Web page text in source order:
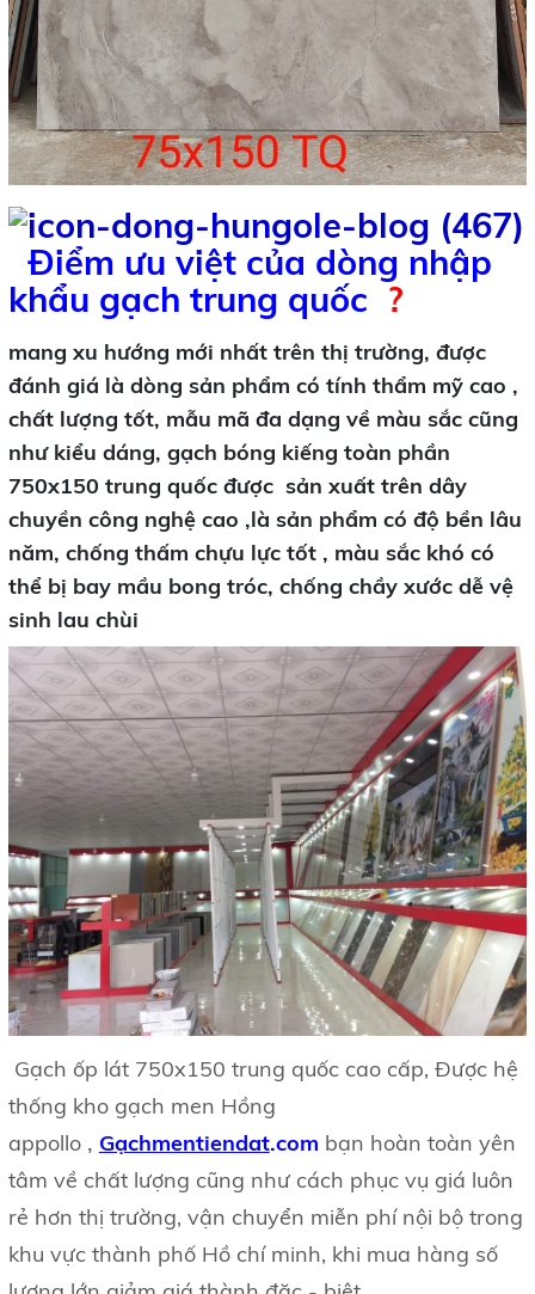
Điểm ưu việt của dòng nhập
khẩu gạch trung quốc ?
mang xu hướng mới nhất trên thị trường, được
đánh giá là dòng sản phẩm có tính thẩm mỹ cao ,
chất lượng tốt, mẫu mã đa dạng về màu sắc cũng
như kiểu dáng, gạch bóng kiếng toàn phần
750x150 trung quốc được sản xuất trên dây
chuyền công nghệ cao ,là sản phẩm có độ bền lâu
năm, chống thấm chựu lực tốt , màu sắc khó có
thể bị bay mầu bong tróc, chống chầy xước dễ vệ
sinh lau chùi
Gạch ốp lát 750x150 trung quốc cao cấp, Được hệ
thống kho gạch men Hồng
appollo , Gạchmentiendat.com bạn hoàn toàn yên
tâm về chất lượng cũng như cách phục vụ giá luôn
rẻ hơn thị trường, vận chuyển miễn phí nội bộ trong
khu vực thành phố Hồ chí minh, khi mua hàng số